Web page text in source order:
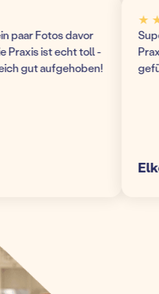
Fotos davor
ist echt toll -
gut aufgehoben!
★ ★
Elke